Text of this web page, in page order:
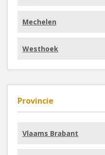
Mechelen
Westhoek
Provincie
Vlaams Brabant